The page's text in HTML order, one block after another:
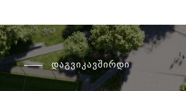
დაგვიკავშირდი